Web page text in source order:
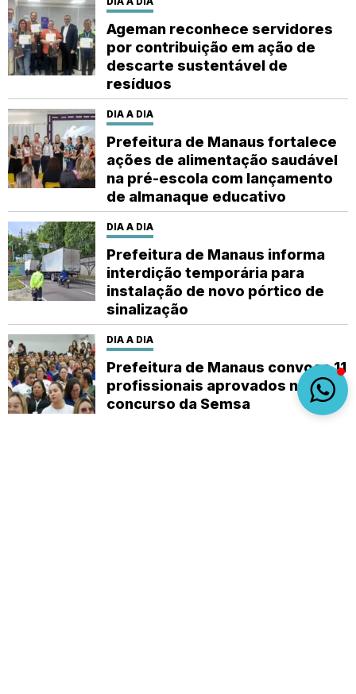
Ageman reconhece servidores
por contribuição em ação de
descarte sustentável de
resíduos
DIA A DIA
Prefeitura de Manaus fortalece
ações de alimentação saudável
na pré-escola com lançamento
de almanaque educativo
DIA A DIA
Prefeitura de Manaus informa
interdição temporária para
instalação de novo pórtico de
sinalização
DIA A DIA
Prefeitura de Manaus convoca 11
profissionais aprovados no
concurso da Semsa